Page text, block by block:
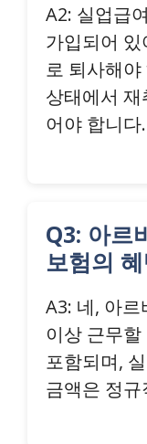
A2: 실업급
가입되어
로 퇴사해
상태에서
어야 합니다.
Q3: 아르
보험의
A3: 네, 아
이상 근무
포함되며,
금액은 정